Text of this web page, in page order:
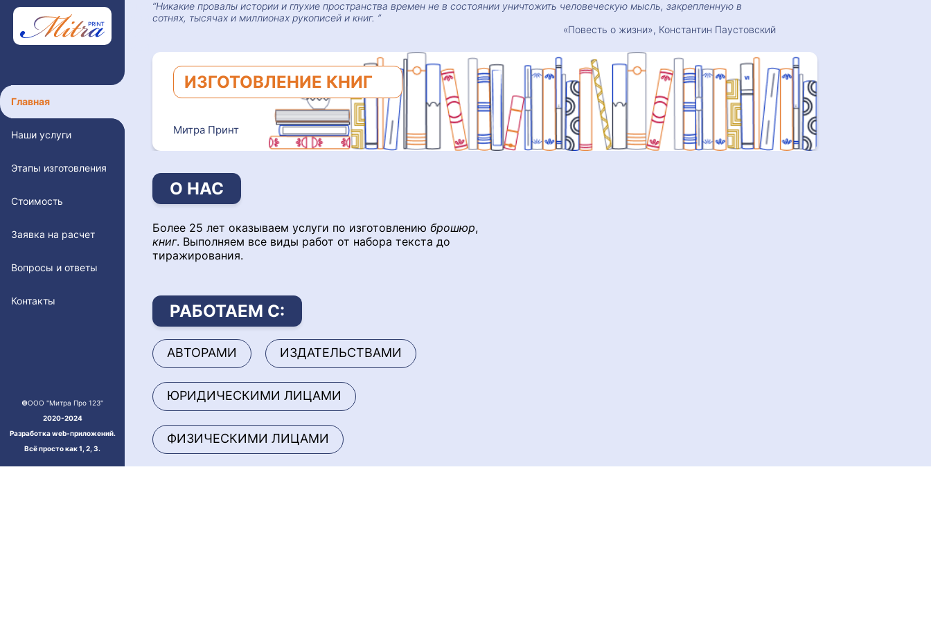
Width:Никакие провалы истории и глухие пространства времен не в состоянии уничтожить человеческую мысль, закрепленную в
сотнях, тысячах и миллионах рукописей и книг.
«Повесть о жизни», Константин Паустовский
Главная
Наши услуги
Этапы изготовления
Стоимость
Заявка на расчет
Вопросы и ответы
Контакты
©ООО "Митра Про 123"
2020-2024
Разработка web-приложений.
Всё просто как 1, 2, 3.
ИЗГОТОВЛЕНИЕ КНИГ
Митра Принт
О НАС
Более 25 лет оказываем услуги по изготовлению брошюр,
книг. Выполняем все виды работ от набора текста до
тиражирования.
РАБОТАЕМ С:
АВТОРАМИ ИЗДАТЕЛЬСТВАМИ
ЮРИДИЧЕСКИМИ ЛИЦАМИ
ФИЗИЧЕСКИМИ ЛИЦАМИ